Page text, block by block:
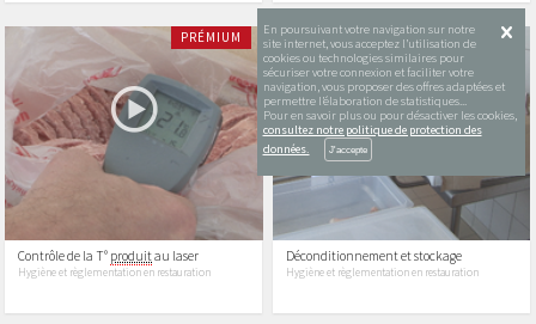
En poursuivant votre navigation sur notre
site internet, vous acceptez l’utilisation de
cookies ou technologies similaires pour
sécuriser votre connexion et faciliter votre
navigation, vous proposer des offres adaptées et
permettre l’élaboration de statistiques...
Pour en savoir plus ou pour désactiver les cookies,
consultez notre politique de protection des
données.
PRÉMIUM
Contrôle de la T° produitau laser
Hygiène et règlementation en restauration
PRÉMIUM
Déconditionnement et stockage
Hygiène et règlementation en restauration